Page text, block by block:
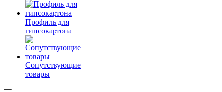
Профиль для
гипсокартона
Сопутствующие
товары